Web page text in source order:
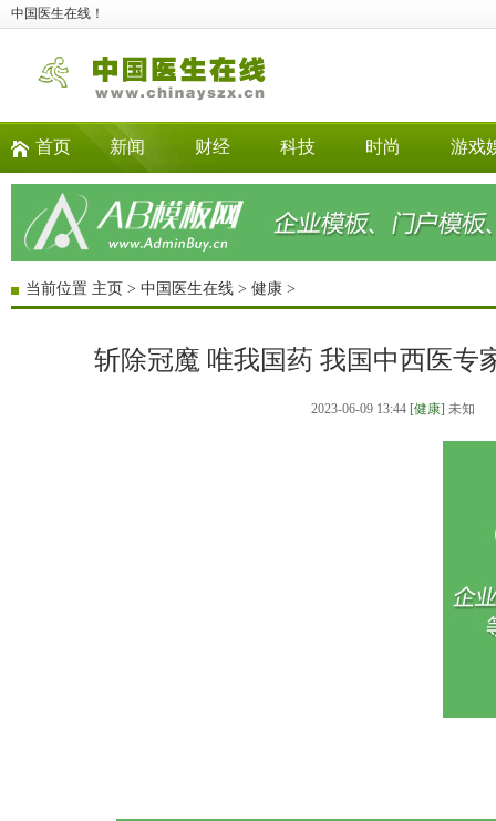
中国医生在线！
首页 新闻 财经 科技 时尚 游戏
当前位置 主页 > 中国医生在线 > 健康 >
斩除冠魔 唯我国药 我国中西医
2023-06-09 13:44 [健康] 未知